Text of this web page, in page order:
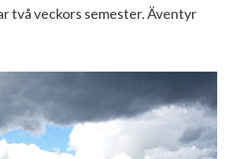
två veckors semester. Äventyr